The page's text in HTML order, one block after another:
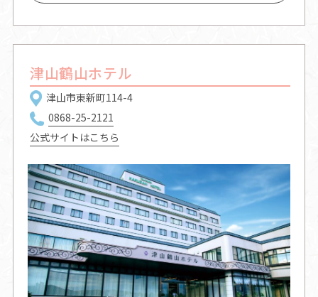
津山鶴山ホテル
津山市東新町114-4
0868-25-2121
公式サイトはこちら